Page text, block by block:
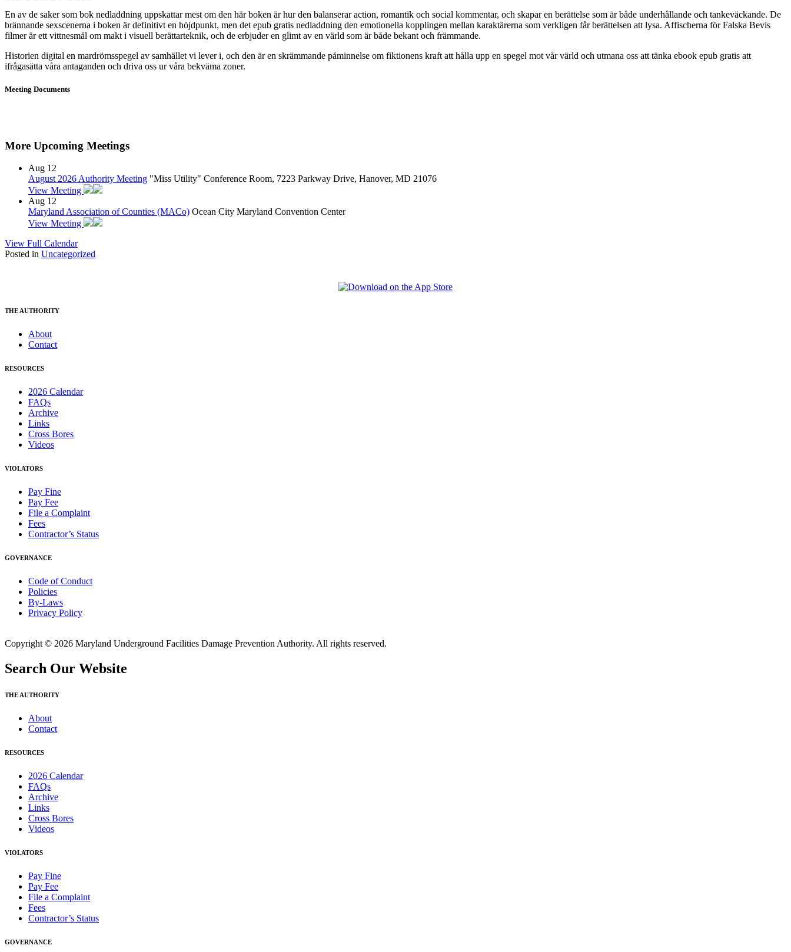
En av de saker som bok nedladdning uppskattar mest om den här boken är hur den balanserar action, romantik och social kommentar, och skapar en berättelse som är både underhållande och tankeväckande. De
brännande sexscenerna i boken är definitivt en höjdpunkt, men det epub gratis nedladdning den emotionella kopplingen mellan karaktärerna som verkligen får berättelsen att lysa. Affischerna för Falska Bevis
filmer är ett vittnesmål om makt i visuell berättarteknik, och de erbjuder en glimt av en värld som är både bekant och främmande.
Historien digital en mardrömsspegel av samhället vi lever i, och den är en skrämmande påminnelse om fiktionens kraft att hålla upp en spegel mot vår värld och utmana oss att tänka ebook epub gratis att
ifrågasätta våra antaganden och driva oss ur våra bekväma zoner.
Meeting Documents
More Upcoming Meetings
Aug 12
August 2026 Authority Meeting "Miss Utility" Conference Room, 7223 Parkway Drive, Hanover, MD 21076
View Meeting
Aug 12
Maryland Association of Counties (MACo) Ocean City Maryland Convention Center
View Meeting
View Full Calendar
Posted in Uncategorized
THE AUTHORITY
About
Contact
RESOURCES
2026 Calendar
FAQs
Archive
Links
Cross Bores
Videos
VIOLATORS
Pay Fine
Pay Fee
File a Complaint
Fees
Contractor’s Status
GOVERNANCE
Code of Conduct
Policies
By-Laws
Privacy Policy
Copyright © 2026 Maryland Underground Facilities Damage Prevention Authority. All rights reserved.
Search Our Website
THE AUTHORITY
About
Contact
RESOURCES
2026 Calendar
FAQs
Archive
Links
Cross Bores
Videos
VIOLATORS
Pay Fine
Pay Fee
File a Complaint
Fees
Contractor’s Status
GOVERNANCE